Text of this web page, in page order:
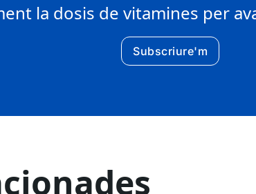
la dosis de vitamines per
Subscriure'm